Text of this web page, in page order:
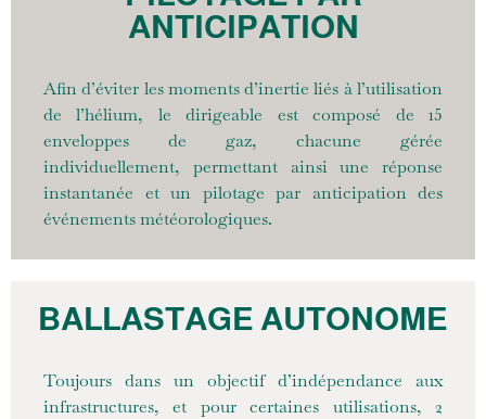
ANTICIPATION
Afin d’éviter les moments d’inertie liés à l’utilisation
de l’hélium, le dirigeable est composé de 15
enveloppes de gaz, chacune gérée
individuellement, permettant ainsi une réponse
instantanée et un pilotage par anticipation des
événements météorologiques.
BALLASTAGE AUTONOME
Toujours dans un objectif d’indépendance aux
infrastructures, et pour certaines utilisations, 2